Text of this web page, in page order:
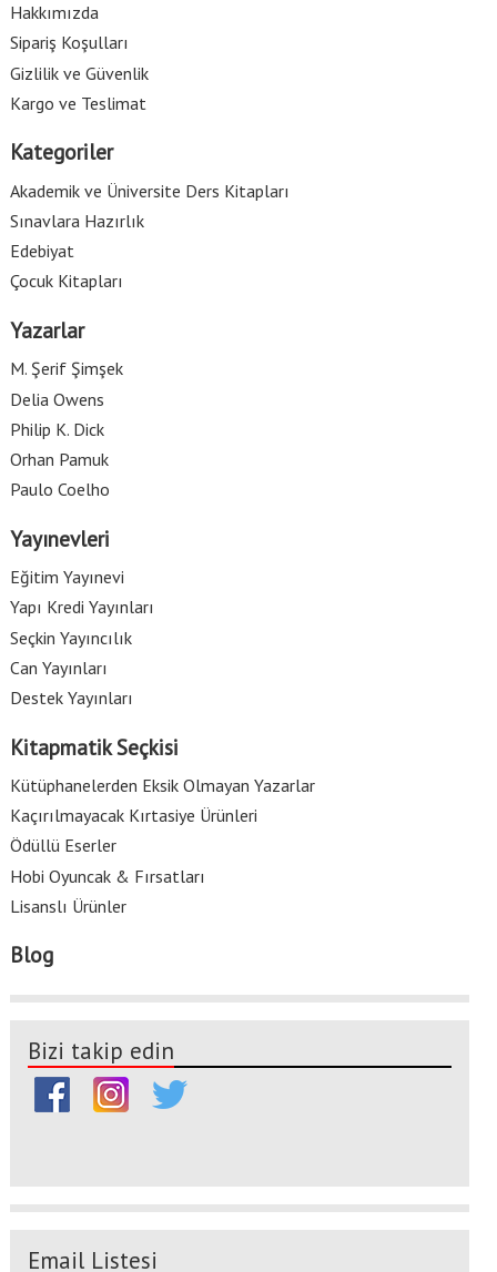
Hakkımızda
Sipariş Koşulları
Gizlilik ve Güvenlik
Kargo ve Teslimat
Kategoriler
Akademik ve Üniversite Ders Kitapları
Sınavlara Hazırlık
Edebiyat
Çocuk Kitapları
Yazarlar
M. Şerif Şimşek
Delia Owens
Philip K. Dick
Orhan Pamuk
Paulo Coelho
Yayınevleri
Eğitim Yayınevi
Yapı Kredi Yayınları
Seçkin Yayıncılık
Can Yayınları
Destek Yayınları
Kitapmatik Seçkisi
Kütüphanelerden Eksik Olmayan Yazarlar
Kaçırılmayacak Kırtasiye Ürünleri
Ödüllü Eserler
Hobi Oyuncak & Fırsatları
Lisanslı Ürünler
Blog
Bizi takip edin
Email Listesi